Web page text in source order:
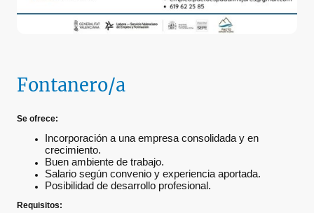
Fontanero/a
Se ofrece:
Incorporación a una empresa consolidada y en
crecimiento.
Buen ambiente de trabajo.
Salario según convenio y experiencia aportada.
Posibilidad de desarrollo profesional.
Requisitos: